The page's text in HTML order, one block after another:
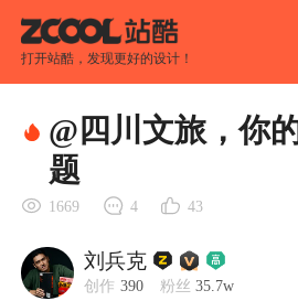
打开站酷，发现更好的设计！
@四川文旅，你
题
1669 4 43
刘兵克
创作 390 粉丝 35.7w